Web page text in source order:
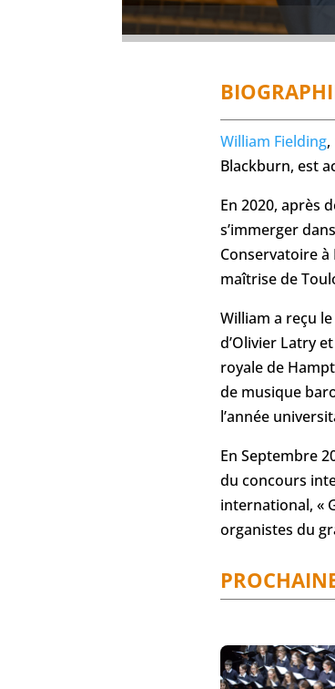
William Fielding,
Blackburn, est
En 2020, après
s’immerger
Conservatoire
maîtrise de
William a reçu
d’Olivier Latry
royale de
de musique
l’année
En Septembre
du concours
international, «
organistes du